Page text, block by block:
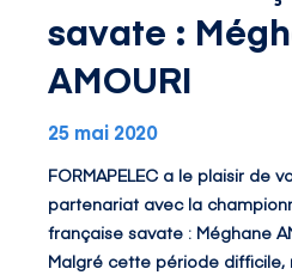
savate :
AMOURI
25 mai 2020
FORMAPELEC a le plaisir de
partenariat avec la
française savate : Méghane
Malgré cette période difficile,